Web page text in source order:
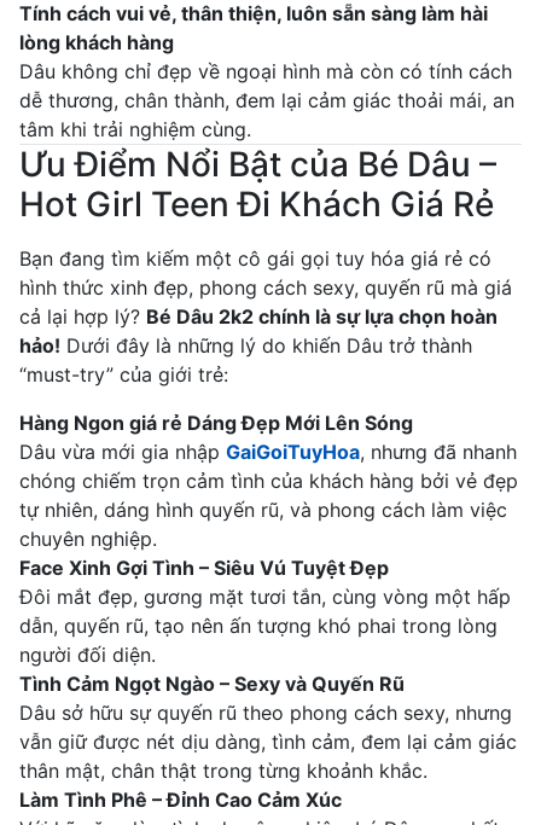
Tính cách vui vẻ, thân thiện, luôn sẵn sàng làm hài
lòng khách hàng
Dâu không chỉ đẹp về ngoại hình mà còn có tính cách
dễ thương, chân thành, đem lại cảm giác thoải mái, an
tâm khi trải nghiệm cùng.
Ưu Điểm Nổi Bật của Bé Dâu –
Hot Girl Teen Đi Khách Giá Rẻ
Bạn đang tìm kiếm một cô gái gọi tuy hóa giá rẻ có
hình thức xinh đẹp, phong cách sexy, quyến rũ mà giá
cả lại hợp lý? Bé Dâu 2k2 chính là sự lựa chọn hoàn
hảo! Dưới đây là những lý do khiến Dâu trở thành
“must-try” của giới trẻ:
Hàng Ngon giá rẻ Dáng Đẹp Mới Lên Sóng
Dâu vừa mới gia nhập GaiGoiTuyHoa, nhưng đã nhanh
chóng chiếm trọn cảm tình của khách hàng bởi vẻ đẹp
tự nhiên, dáng hình quyến rũ, và phong cách làm việc
chuyên nghiệp.
Face Xinh Gợi Tình – Siêu Vú Tuyệt Đẹp
Đôi mắt đẹp, gương mặt tươi tắn, cùng vòng một hấp
dẫn, quyến rũ, tạo nên ấn tượng khó phai trong lòng
người đối diện.
Tình Cảm Ngọt Ngào – Sexy và Quyến Rũ
Dâu sở hữu sự quyến rũ theo phong cách sexy, nhưng
vẫn giữ được nét dịu dàng, tình cảm, đem lại cảm giác
thân mật, chân thật trong từng khoảnh khắc.
Làm Tình Phê – Đỉnh Cao Cảm Xúc